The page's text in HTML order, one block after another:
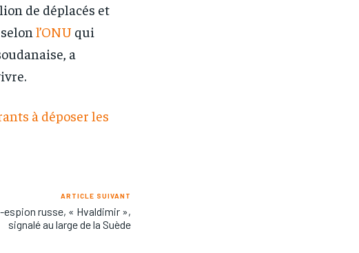
de déplacés et
l’ONU qui
a
à déposer les
ARTICLE SUIVANT
espion russe, « Hvaldimir »,
signalé au large de la Suède